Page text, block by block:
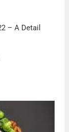
– A Detail